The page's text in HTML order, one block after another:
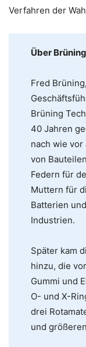
Verfahren der
Über
Fred
Brüning
40 Jahren
nach wie
von
Federn für
Muttern für
Batterien
Industrien.
Später kam
hinzu, die
Gummi und
O- und X-
drei
und